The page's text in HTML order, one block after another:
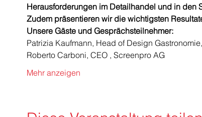
Herausforderungen im Detailhandel und in
Zudem präsentieren wir die wichtigsten
Unsere Gäste und Gesprächsteilnehmer:
Patrizia Kaufmann, Head of Design
Roberto Carboni, CEO , Screenpro AG
Mehr anzeigen